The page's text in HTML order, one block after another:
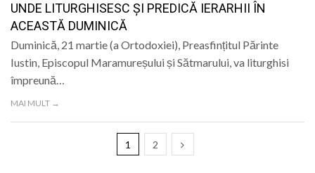
UNDE LITURGHISESC ȘI PREDICĂ IERARHII ÎN
ACEASTĂ DUMINICĂ
Duminică, 21 martie (a Ortodoxiei), Preasfințitul Părinte
Iustin, Episcopul Maramureșului și Sătmarului, va liturghisi
împreună…
MAI MULT →
1 2